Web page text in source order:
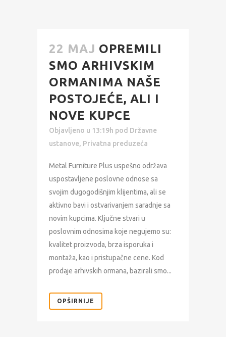
22 MAJ OPREMILI
SMO ARHIVSKIM
ORMANIMA NAŠE
POSTOJEĆE, ALI I
NOVE KUPCE
Objavljeno u 13:19h pod Državne
ustanove, Privatna preduzeća
Metal Furniture Plus uspešno održava
uspostavljene poslovne odnose sa
svojim dugogodišnjim klijentima, ali se
aktivno bavi i ostvarivanjem saradnje sa
novim kupcima. Ključne stvari u
poslovnim odnosima koje negujemo su:
kvalitet proizvoda, brza isporuka i
montaža, kao i pristupačne cene. Kod
prodaje arhivskih ormana, bazirali smo...
OPŠIRNIJE